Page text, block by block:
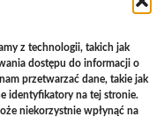
z technologii, takich jak
dostępu do informacji o
przetwarzać dane, takie jak
identyfikatory na tej stronie.
niekorzystnie wpłynąć na